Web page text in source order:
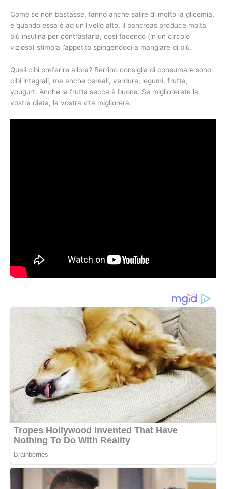
Come se non bastasse, fanno anche salire di molto la glicemia,
e quando essa è ad un livello alto, il pancreas produce molta
più insulina per contrastarla, così facendo (in un circolo
vizioso) stimola l’appetito spingendoci a mangiare di più.
Quali cibi preferire allora? Berrino consiglia di consumare sono
cibi integrali, ma anche cereali, verdura, legumi, frutta,
yougurt. Anche la frutta secca è buona. Se migliorerete la
vostra dieta, la vostra vita migliorerà.